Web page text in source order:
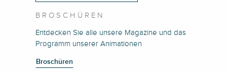
BROSCHÜREN
Entdecken Sie alle unsere Magazine und das
Programm unserer Animationen
Broschüren